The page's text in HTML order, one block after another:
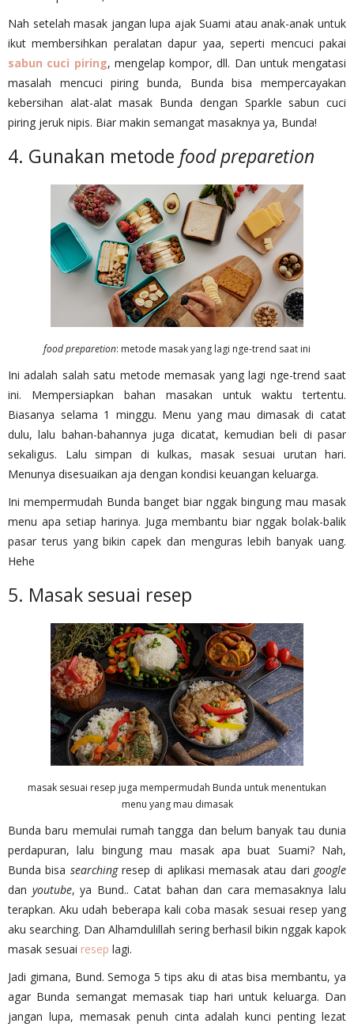
Nah setelah masak jangan lupa ajak Suami atau anak-anak untuk
ikut membersihkan peralatan dapur yaa, seperti mencuci pakai
sabun cuci piring, mengelap kompor, dll. Dan untuk mengatasi
masalah mencuci piring bunda, Bunda bisa mempercayakan
kebersihan alat-alat masak Bunda dengan Sparkle sabun cuci
piring jeruk nipis. Biar makin semangat masaknya ya, Bunda!
4. Gunakan metode food preparetion
food preparetion: metode masak yang lagi nge-trend saat ini
Ini adalah salah satu metode memasak yang lagi nge-trend saat
ini. Mempersiapkan bahan masakan untuk waktu tertentu.
Biasanya selama 1 minggu. Menu yang mau dimasak di catat
dulu, lalu bahan-bahannya juga dicatat, kemudian beli di pasar
sekaligus. Lalu simpan di kulkas, masak sesuai urutan hari.
Menunya disesuaikan aja dengan kondisi keuangan keluarga.
Ini mempermudah Bunda banget biar nggak bingung mau masak
menu apa setiap harinya. Juga membantu biar nggak bolak-balik
pasar terus yang bikin capek dan menguras lebih banyak uang.
Hehe
5. Masak sesuai resep
masak sesuai resep juga mempermudah Bunda untuk menentukan
menu yang mau dimasak
Bunda baru memulai rumah tangga dan belum banyak tau dunia
perdapuran, lalu bingung mau masak apa buat Suami? Nah,
Bunda bisa searchingresep di aplikasi memasak atau dari google
dan youtube, ya Bund.. Catat bahan dan cara memasaknya lalu
terapkan. Aku udah beberapa kali coba masak sesuai resep yang
aku searching. Dan Alhamdulillah sering berhasil bikin nggak kapok
masak sesuai resep lagi.
Jadi gimana, Bund. Semoga 5 tips aku di atas bisa membantu, ya
agar Bunda semangat memasak tiap hari untuk keluarga. Dan
jangan lupa, memasak penuh cinta adalah kunci penting lezat